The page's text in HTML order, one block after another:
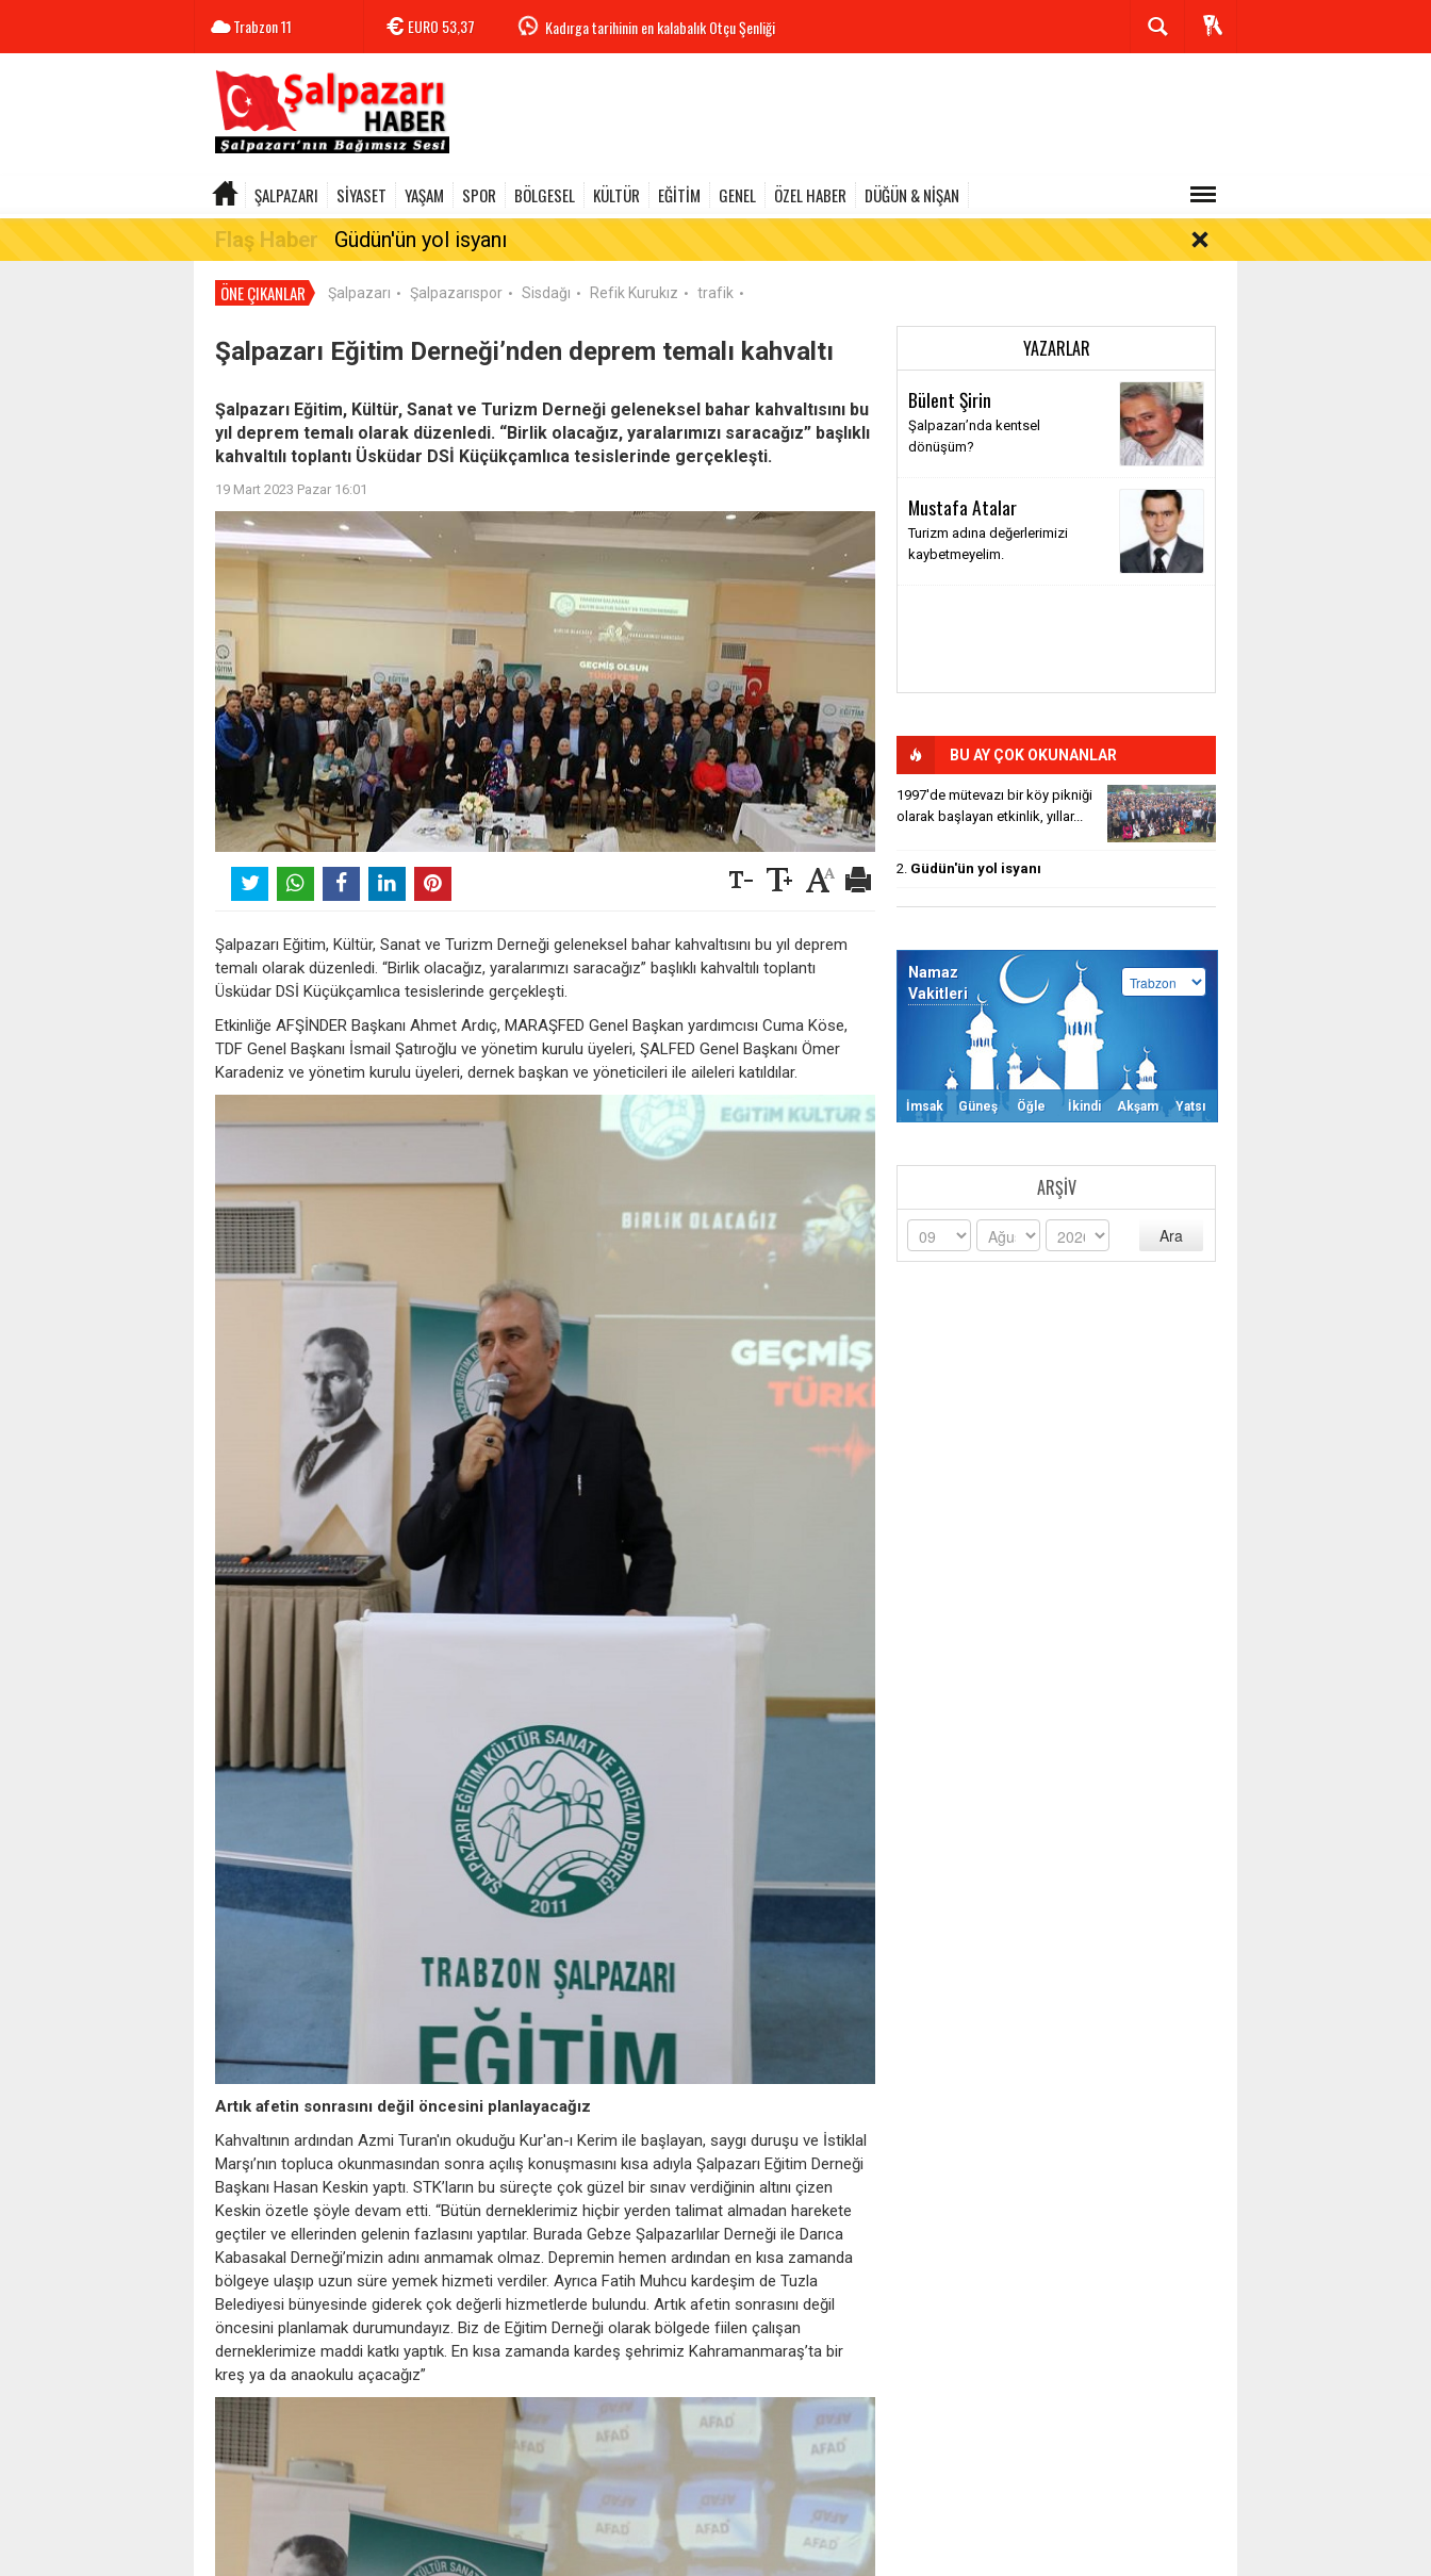
Trabzon11 EURO53,37 Kadırga tarihinin en kalabalık Otçu Şenliği
ŞALPAZARI SİYASET YAŞAM SPOR BÖLGESEL KÜLTÜR EĞİTİM GENEL ÖZEL HABER DÜĞÜN & NİŞAN
Flaş Haber Güdün'ün yol isyanı
ÖNE ÇIKANLAR Şalpazarı • Şalpazarıspor • Sisdağı • Refik Kurukız • trafik •
Şalpazarı Eğitim Derneği’nden deprem temalı kahvaltı
Şalpazarı Eğitim, Kültür, Sanat ve Turizm Derneği geleneksel bahar kahvaltısını bu
yıl deprem temalı olarak düzenledi. “Birlik olacağız, yaralarımızı saracağız” başlıklı
kahvaltılı toplantı Üsküdar DSİ Küçükçamlıca tesislerinde gerçekleşti.
19 Mart 2023 Pazar 16:01
Şalpazarı Eğitim, Kültür, Sanat ve Turizm Derneği geleneksel bahar kahvaltısını bu yıl deprem
temalı olarak düzenledi. “Birlik olacağız, yaralarımızı saracağız” başlıklı kahvaltılı toplantı
Üsküdar DSİ Küçükçamlıca tesislerinde gerçekleşti.
Etkinliğe AFŞİNDER Başkanı Ahmet Ardıç, MARAŞFED Genel Başkan yardımcısı Cuma Köse,
TDF Genel Başkanı İsmail Şatıroğlu ve yönetim kurulu üyeleri, ŞALFED Genel Başkanı Ömer
Karadeniz ve yönetim kurulu üyeleri, dernek başkan ve yöneticileri ile aileleri katıldılar.
Artık afetin sonrasını değil öncesini planlayacağız
Kahvaltının ardından Azmi Turan'ın okuduğu Kur'an-ı Kerim ile başlayan, saygı duruşu ve İstiklal
Marşı’nın topluca okunmasından sonra açılış konuşmasını kısa adıyla Şalpazarı Eğitim Derneği
Başkanı Hasan Keskin yaptı. STK’ların bu süreçte çok güzel bir sınav verdiğinin altını çizen
Keskin özetle şöyle devam etti. “Bütün derneklerimiz hiçbir yerden talimat almadan harekete
geçtiler ve ellerinden gelenin fazlasını yaptılar. Burada Gebze Şalpazarlılar Derneği ile Darıca
Kabasakal Derneği’mizin adını anmamak olmaz. Depremin hemen ardından en kısa zamanda
bölgeye ulaşıp uzun süre yemek hizmeti verdiler. Ayrıca Fatih Muhcu kardeşim de Tuzla
Belediyesi bünyesinde giderek çok değerli hizmetlerde bulundu. Artık afetin sonrasını değil
öncesini planlamak durumundayız. Biz de Eğitim Derneği olarak bölgede fiilen çalışan
derneklerimize maddi katkı yaptık. En kısa zamanda kardeş şehrimiz Kahramanmaraş’ta bir
kreş ya da anaokulu açacağız”
YAZARLAR
Bülent Şirin
Şalpazarı’nda kentsel
dönüşüm?
Mustafa Atalar
Turizm adına değerlerimizi
kaybetmeyelim.
BU AY ÇOK OKUNANLAR
1997'de mütevazı bir köy pikniği
olarak başlayan etkinlik, yıllar...
2. Güdün'ün yol isyanı
Namaz
Vakitleri
İmsak Güneş Öğle İkindi Akşam Yatsı
ARŞIV
Ara